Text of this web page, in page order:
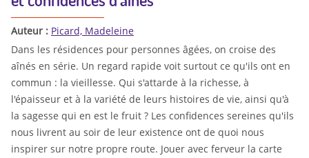
Auteur : Picard, Madeleine
Dans les résidences pour personnes âgées, on croise des
aînés en série. Un regard rapide voit surtout ce qu'ils ont en
commun : la vieillesse. Qui s'attarde à la richesse, à
l'épaisseur et à la variété de leurs histoires de vie, ainsi qu'à
la sagesse qui en est le fruit ? Les confidences sereines qu'ils
nous livrent au soir de leur existence ont de quoi nous
inspirer sur notre propre route. Jouer avec ferveur la carte